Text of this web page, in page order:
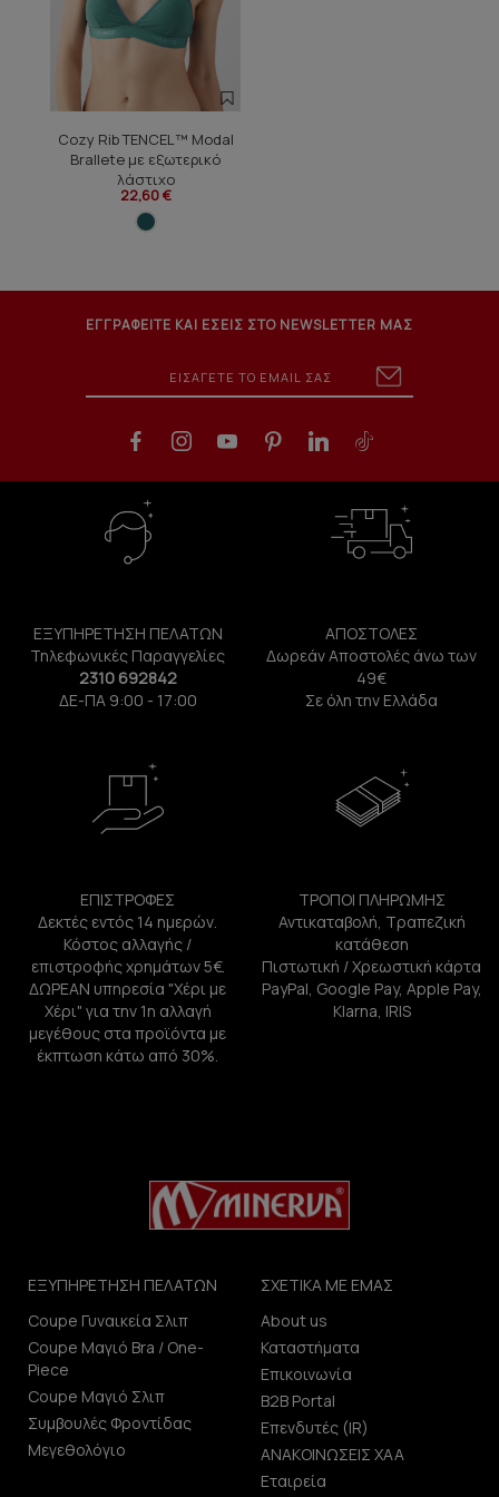
Cozy Rib TENCEL™ Modal
Brallete με εξωτερικό
λάστιχο
22,60 €
ΕΓΓΡΑΦΕΙΤΕ ΚΑΙ ΕΣΕΙΣ ΣΤΟ NEWSLETTER ΜΑΣ
ΕΞΥΠΗΡΕΤΗΣΗ ΠΕΛΑΤΩΝ
Τηλεφωνικές Παραγγελίες
2310 692842
ΔΕ-ΠΑ 9:00 - 17:00
ΑΠΟΣΤΟΛΕΣ
Δωρεάν Αποστολές άνω των
49€
Σε όλη την Ελλάδα
ΕΠΙΣΤΡΟΦΕΣ
Δεκτές εντός 14 ημερών.
Κόστος αλλαγής /
επιστροφής χρημάτων 5€.
ΔΩΡΕΑΝ υπηρεσία "Χέρι με
Χέρι" για την 1η αλλαγή
μεγέθους στα προϊόντα με
έκπτωση κάτω από 30%.
ΤΡΟΠΟΙ ΠΛΗΡΩΜΗΣ
Αντικαταβολή, Τραπεζική
κατάθεση
Πιστωτική / Χρεωστική κάρτα
PayPal, Google Pay, Apple Pay,
Klarna, IRIS
ΕΞΥΠΗΡΕΤΗΣΗ ΠΕΛΑΤΩΝ
Coupe Γυναικεία Σλιπ
Coupe Μαγιό Bra / One-
Piece
Coupe Μαγιό Σλιπ
Συμβουλές Φροντίδας
Μεγεθολόγιο
ΣΧΕΤΙΚΑ ΜΕ ΕΜΑΣ
About us
Καταστήματα
Επικοινωνία
B2B Portal
Επενδυτές (IR)
ΑΝΑΚΟΙΝΩΣΕΙΣ ΧΑΑ
Εταιρεία